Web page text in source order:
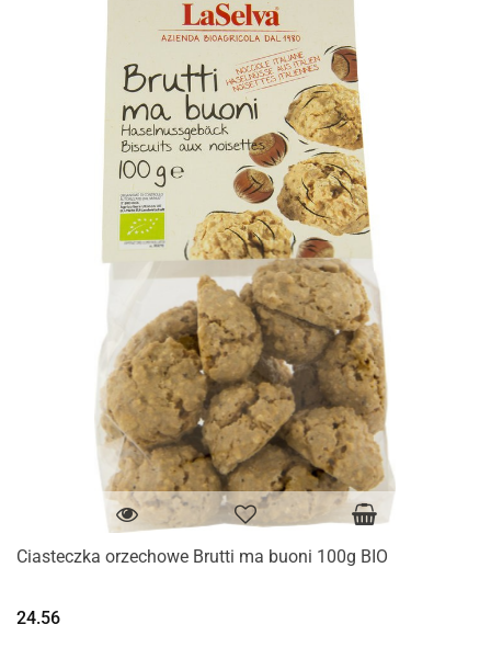
Ciasteczka orzechowe Brutti ma buoni 100g BIO
24.56